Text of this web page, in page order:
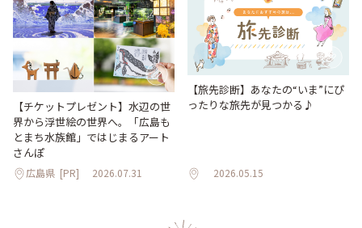
【チケットプレゼント】水辺の世
界から浮世絵の世界へ。「広島も
とまち水族館」ではじまるアート
さんぽ
広島県 [PR] 2026.07.31
【旅先診断】あなたの“いま”にぴ
ったりな旅先が見つかる♪
2026.05.15